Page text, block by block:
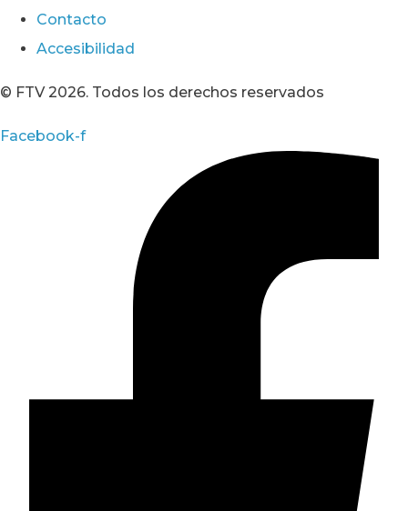
Contacto
Accesibilidad
© FTV 2026. Todos los derechos reservados
Facebook-f